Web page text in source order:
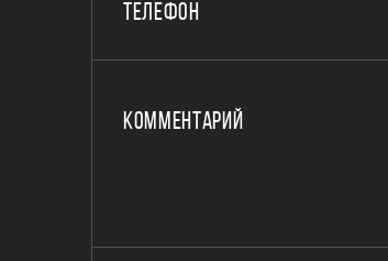
ТЕЛЕФОН
КОММЕНТАРИЙ